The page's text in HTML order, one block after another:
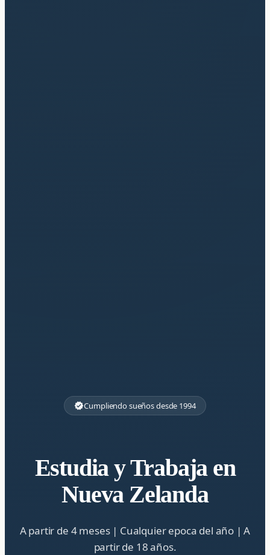
verifiedCumpliendo sueños desde 1994
Estudia y Trabaja en
Nueva Zelanda
A partir de 4 meses | Cualquier epoca del año | A
partir de 18 años.